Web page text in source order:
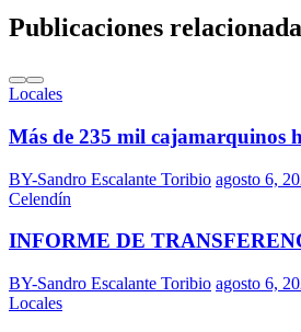
Publicaciones
Locales
Más de 235 mil cajamarquinos
BY-Sandro Escalante Toribio agosto 6,
Celendín
INFORME DE
BY-Sandro Escalante Toribio agosto 6,
Locales